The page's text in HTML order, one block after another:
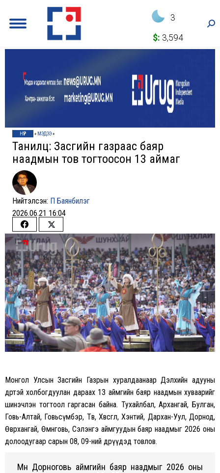
3
$: 3,594
НҮҮР » МЭДЭЭ»
Танилц: Засгийн газраас баяр
наадмын тов тогтоосон 13 аймаг
Нийтэлсэн: П Баянбилэг
2026.06.21 16:04
Share
on
Facebook
Share
on
Twitter
Монгол Улсын Засгийн Газрын хуралдаанаар Дэлхийн адууны
өдөртэй холбогдуулан дараах 13 аймгийн баяр наадмын хуваарийг
шинэчлэн тогтоол гаргасан байна. Тухайлбал, Архангай, Булган,
Говь-Алтай, Говьсүмбэр, Төв, Хөвсгөл, Хэнтий, Дархан-Уул, Дорнод,
Өвөрхангай, Өмнөговь, Сэлэнгэ аймгуудын баяр наадмыг 2026 оны
долоодугаар сарын 08, 09-ний өдрүүдэд товлов.
Мөн Дорноговь аймгийн баяр наадмыг 2026 оны